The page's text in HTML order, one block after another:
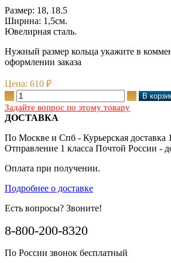
Размер: 18, 18.5
Ширина: 1,5см.
Ювелирная сталь.
Нужный размер кольца укажите в
оформлении заказа
Цена: 610 ₽
Задайте вопрос по этому товару
ДОСТАВКА
По Москве и Спб - Курьерская доставка
Отправление 1 класса Почтой России -
Оплата при получении.
Подробнее о доставке
Есть вопросы? Звоните!
8-800-200-8320
По России звонок бесплатный